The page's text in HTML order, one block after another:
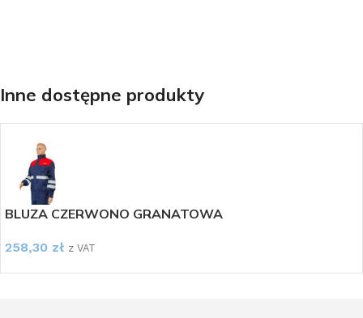
Inne dostępne produkty
BLUZA CZERWONO GRANATOWA
258,30 zł z VAT